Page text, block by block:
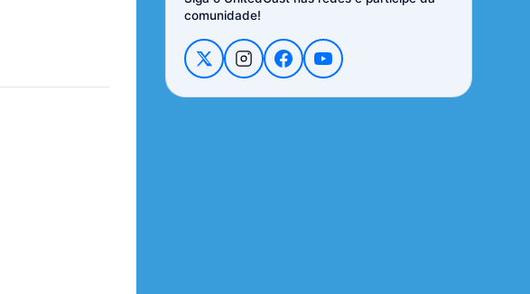
comunidade!